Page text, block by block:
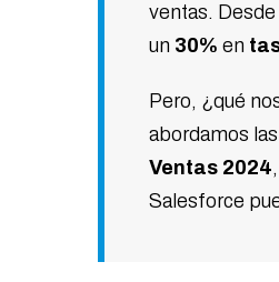
ventas.
un 30% en
Pero, ¿qué
abordamos
Ventas 2024
Salesforce